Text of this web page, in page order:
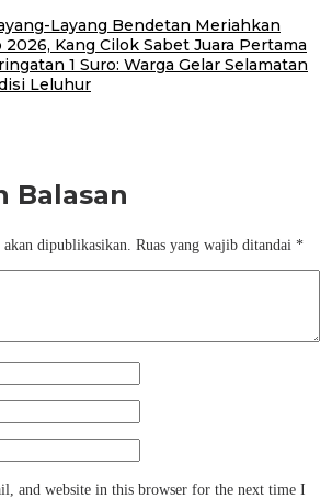
Layang Bendetan Meriahkan
Kang Cilok Sabet Juara Pertama
1 Suro: Warga Gelar Selamatan
Leluhur
Balasan
dipublikasikan. Ruas yang wajib ditandai *
and website in this browser for the next time I